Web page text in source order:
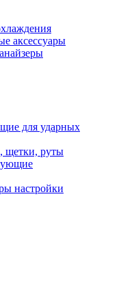
аксессуары
для ударных
щетки, руты
настройки